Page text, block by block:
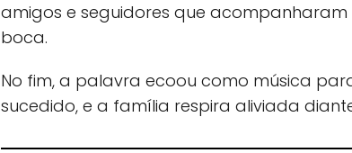
amigos e seguidores que
boca.
No fim, a palavra ecoou como música
sucedido, e a família respira aliviada